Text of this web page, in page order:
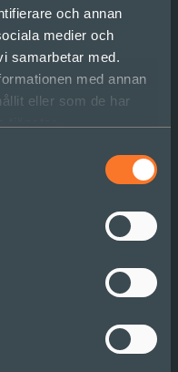
och annan
medier och
samarbetar med.
med annan
eller som de har
Sonder
realization
is
and complex